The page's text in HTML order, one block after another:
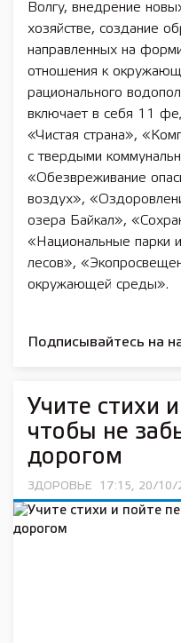
Волгу, внедрение
хозяйстве, создание
направленных на
отношения к
рационального
включает в себя 11
«Чистая страна»,
с твердыми
«Обезвреживание
воздух»,
озера Байкал»,
«Национальные парки
лесов»,
окружающей среды».
Подписывайтесь на
Учите стихи
чтобы не
дорогом
ЗДОРОВЬЕ 17:15, 20/10/